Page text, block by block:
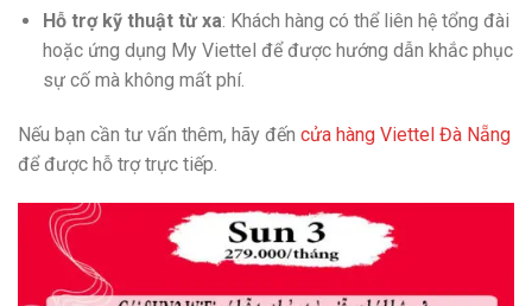
Hỗ trợ kỹ thuật từ xa: Khách hàng có thể liên hệ tổng đài
hoặc ứng dụng My Viettel để được hướng dẫn khắc phục
sự cố mà không mất phí.
Nếu bạn cần tư vấn thêm, hãy đến cửa hàng Viettel Đà Nẵng
để được hỗ trợ trực tiếp.